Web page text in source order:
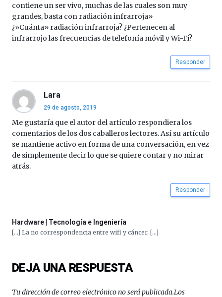
contiene un ser vivo, muchas de las cuales son muy
grandes, basta con radiación infrarroja»
¿»Cuánta» radiación infrarroja? ¿Pertenecen al
infrarrojo las frecuencias de telefonía móvil y Wi-Fi?
Responder
Lara
29 de agosto, 2019
Me gustaría que el autor del artículo respondiera los
comentarios de los dos caballeros lectores. Así su artículo
se mantiene activo en forma de una conversación, en vez
de simplemente decir lo que se quiere contar y no mirar
atrás.
Responder
Hardware | Tecnología e Ingeniería
[…] La no correspondencia entre wifi y cáncer. […]
DEJA UNA RESPUESTA
Tu dirección de correo electrónico no será publicada.Los